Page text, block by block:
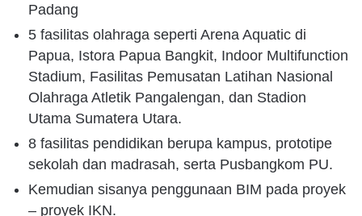
Padang
5 fasilitas olahraga seperti Arena Aquatic di
Papua, Istora Papua Bangkit, Indoor Multifunction
Stadium, Fasilitas Pemusatan Latihan Nasional
Olahraga Atletik Pangalengan, dan Stadion
Utama Sumatera Utara.
8 fasilitas pendidikan berupa kampus, prototipe
sekolah dan madrasah, serta Pusbangkom PU.
Kemudian sisanya penggunaan BIM pada proyek
– proyek IKN.